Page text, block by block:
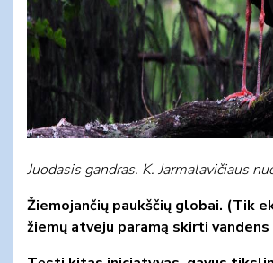
Juodasis gandras. K. Jarmalavičiaus
Žiemojančių paukščių globai. (Tik
žiemų atveju paramą skirti vandens